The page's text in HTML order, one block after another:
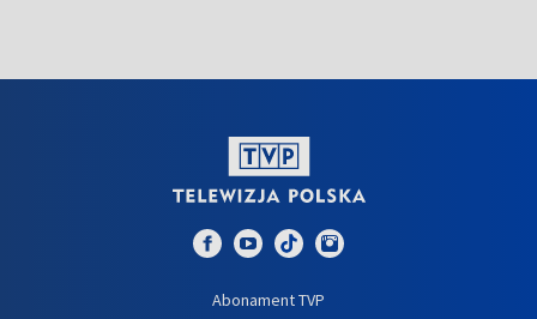
Abonament TVP